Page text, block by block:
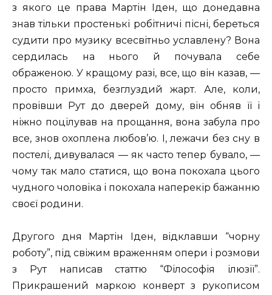
з якого це права Мартін Іден, що донедавна
знав тільки простенькі робітничі пісні, береться
судити про музику всесвітньо уславлену? Вона
сердилась на нього й почувала себе
ображеною. У кращому разі, все, що він казав, —
просто примха, безглуздий жарт. Але, коли,
провівши Рут до дверей дому, він обняв її і
ніжно поцілував на прощання, вона забула про
все, знов охоплена любов’ю. І, лежачи без сну в
постелі, дивувалася — як часто тепер бувало, —
чому так мало статися, що вона покохала цього
чудного чоловіка і покохала наперекір бажанню
своєї родини.
Другого дня Мартін Іден, відклавши “чорну
роботу”, під свіжим враженням опери і розмови
з Рут написав статтю “Філософія ілюзії”.
Прикрашений маркою конверт з рукописом